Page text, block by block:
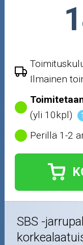
Ilmainen
(yli 10kpl)
Perillä 1-2
SBS -